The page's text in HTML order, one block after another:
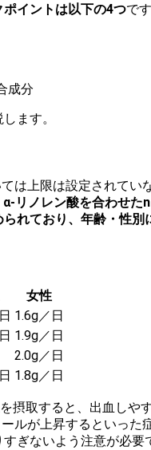
イントは以下の4つです
成分
ます。
は上限は設定されてい
α-リノレン酸を合わせた
れており、年齢・性別
女性
1.6g／日
1.9g／日
2.0g／日
1.8g／日
摂取すると、出血しや
ルが上昇するといった
ぎないよう注意が必要